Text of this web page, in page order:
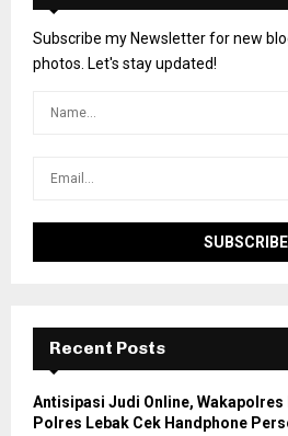
Subscribe my Newsletter for new
photos. Let's stay updated!
Recent Posts
Antisipasi Judi Online, Wakapolres
Polres Lebak Cek Handphone